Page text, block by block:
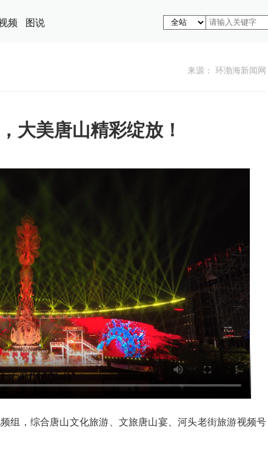
频 图说
来源： 环渤海新闻网
大美唐山精彩绽放！
组，综合唐山文化旅游、文旅唐山宴、河头老街旅游视频号